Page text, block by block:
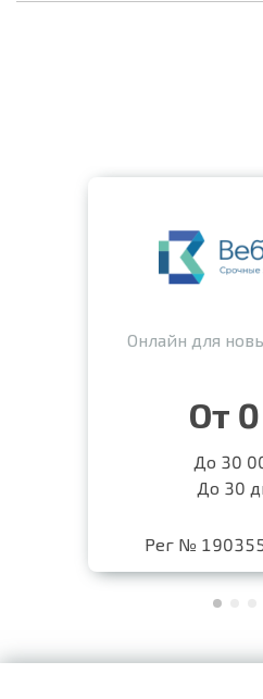
Онлайн для
От
До 30
До 30
Рег №